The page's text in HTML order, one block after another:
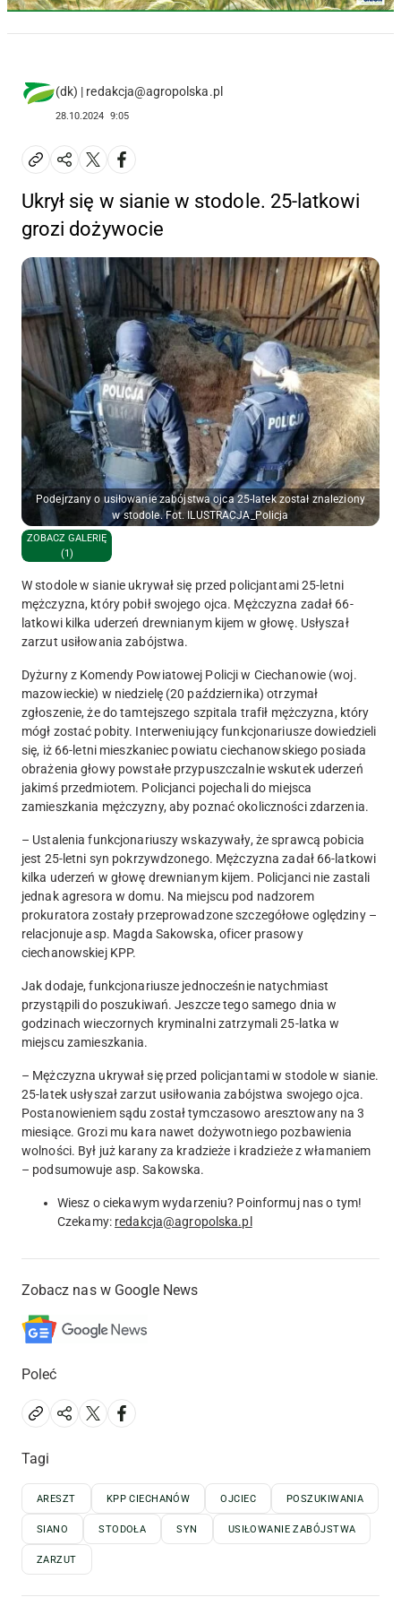
(dk) | redakcja@agropolska.pl
28.10.2024 9:05
Ukrył się w sianie w stodole. 25-latkowi
grozi dożywocie
Podejrzany o usiłowanie zabójstwa ojca 25-latek został znaleziony
w stodole. Fot. ILUSTRACJA_Policja
ZOBACZ GALERIĘ
(1)
W stodole w sianie ukrywał się przed policjantami 25-letni
mężczyzna, który pobił swojego ojca. Mężczyzna zadał 66-
latkowi kilka uderzeń drewnianym kijem w głowę. Usłyszał
zarzut usiłowania zabójstwa.
Dyżurny z Komendy Powiatowej Policji w Ciechanowie (woj.
mazowieckie) w niedzielę (20 października) otrzymał
zgłoszenie, że do tamtejszego szpitala trafił mężczyzna, który
mógł zostać pobity. Interweniujący funkcjonariusze dowiedzieli
się, iż 66-letni mieszkaniec powiatu ciechanowskiego posiada
obrażenia głowy powstałe przypuszczalnie wskutek uderzeń
jakimś przedmiotem. Policjanci pojechali do miejsca
zamieszkania mężczyzny, aby poznać okoliczności zdarzenia.
– Ustalenia funkcjonariuszy wskazywały, że sprawcą pobicia
jest 25-letni syn pokrzywdzonego. Mężczyzna zadał 66-latkowi
kilka uderzeń w głowę drewnianym kijem. Policjanci nie zastali
jednak agresora w domu. Na miejscu pod nadzorem
prokuratora zostały przeprowadzone szczegółowe oględziny –
relacjonuje asp. Magda Sakowska, oficer prasowy
ciechanowskiej KPP.
Jak dodaje, funkcjonariusze jednocześnie natychmiast
przystąpili do poszukiwań. Jeszcze tego samego dnia w
godzinach wieczornych kryminalni zatrzymali 25-latka w
miejscu zamieszkania.
– Mężczyzna ukrywał się przed policjantami w stodole w sianie.
25-latek usłyszał zarzut usiłowania zabójstwa swojego ojca.
Postanowieniem sądu został tymczasowo aresztowany na 3
miesiące. Grozi mu kara nawet dożywotniego pozbawienia
wolności. Był już karany za kradzieże i kradzieże z włamaniem
– podsumowuje asp. Sakowska.
Wiesz o ciekawym wydarzeniu? Poinformuj nas o tym!
Czekamy: redakcja@agropolska.pl
Zobacz nas w Google News
Poleć
Tagi
ARESZT KPP CIECHANÓW OJCIEC POSZUKIWANIA
SIANO STODOŁA SYN USIŁOWANIE ZABÓJSTWA
ZARZUT